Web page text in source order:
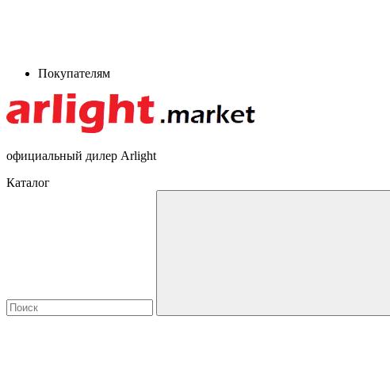
Покупателям
официальный дилер Arlight
Каталог